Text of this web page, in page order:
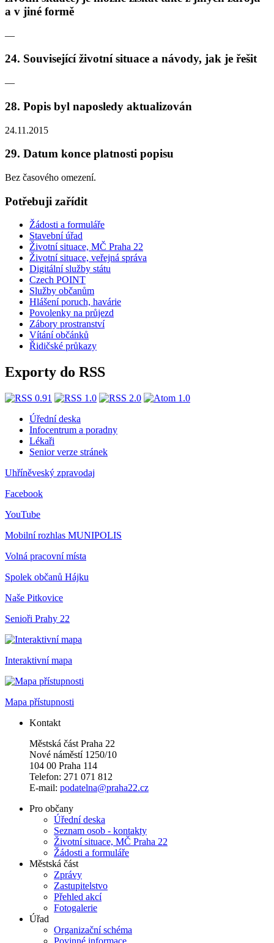
a v jiné formě
—
24. Související životní situace a návody, jak je řešit
—
28. Popis byl naposledy aktualizován
24.11.2015
29. Datum konce platnosti popisu
Bez časového omezení.
Potřebuji zařídit
Žádosti a formuláře
Stavební úřad
Životní situace, MČ Praha 22
Životní situace, veřejná správa
Digitální služby státu
Czech POINT
Služby občanům
Hlášení poruch, havárie
Povolenky na průjezd
Zábory prostranství
Vítání občánků
Řidičské průkazy
Exporty do RSS
Úřední deska
Infocentrum a poradny
Lékaři
Senior verze stránek
Uhříněveský zpravodaj
Facebook
YouTube
Mobilní rozhlas MUNIPOLIS
Volná pracovní místa
Spolek občanů Hájku
Naše Pitkovice
Senioři Prahy 22
Interaktivní mapa
Mapa přístupnosti
Kontakt
Městská část Praha 22
Nové náměstí 1250/10
104 00 Praha 114
Telefon: 271 071 812
E-mail: podatelna@praha22.cz
Pro občany
Úřední deska
Seznam osob - kontakty
Životní situace, MČ Praha 22
Žádosti a formuláře
Městská část
Zprávy
Zastupitelstvo
Přehled akcí
Fotogalerie
Úřad
Organizační schéma